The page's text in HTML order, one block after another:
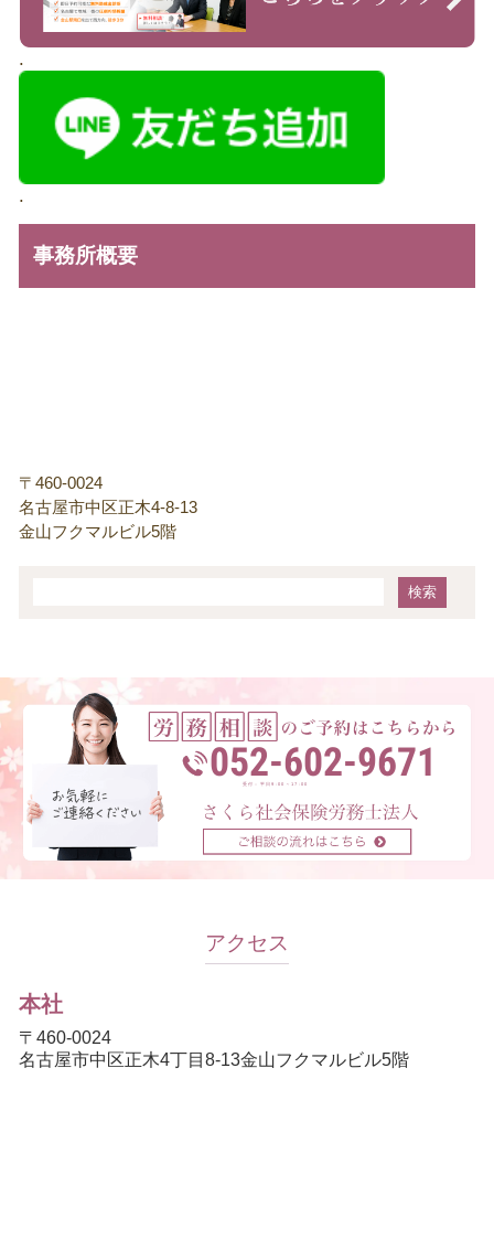
.
.
事務所概要
〒460-0024
名古屋市中区正木4-8-13
金山フクマルビル5階
052-602-9671
受付：平日9:00～17:00
アクセス
本社
〒460-0024
名古屋市中区正木4丁目8-13金山フクマルビル5階